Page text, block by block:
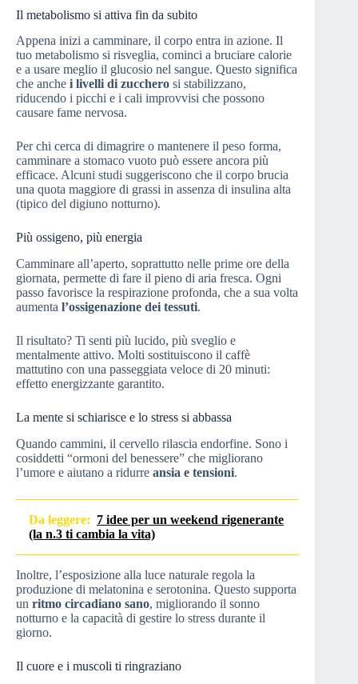
Il metabolismo si attiva fin da subito
Appena inizi a camminare, il corpo entra in azione. Il
tuo metabolismo si risveglia, cominci a bruciare calorie
e a usare meglio il glucosio nel sangue. Questo significa
che anche i livelli di zucchero si stabilizzano,
riducendo i picchi e i cali improvvisi che possono
causare fame nervosa.
Per chi cerca di dimagrire o mantenere il peso forma,
camminare a stomaco vuoto può essere ancora più
efficace. Alcuni studi suggeriscono che il corpo brucia
una quota maggiore di grassi in assenza di insulina alta
(tipico del digiuno notturno).
Più ossigeno, più energia
Camminare all’aperto, soprattutto nelle prime ore della
giornata, permette di fare il pieno di aria fresca. Ogni
passo favorisce la respirazione profonda, che a sua volta
aumenta l’ossigenazione dei tessuti.
Il risultato? Ti senti più lucido, più sveglio e
mentalmente attivo. Molti sostituiscono il caffè
mattutino con una passeggiata veloce di 20 minuti:
effetto energizzante garantito.
La mente si schiarisce e lo stress si abbassa
Quando cammini, il cervello rilascia endorfine. Sono i
cosiddetti “ormoni del benessere” che migliorano
l’umore e aiutano a ridurre ansia e tensioni.
Da leggere: 7 idee per un weekend rigenerante
(la n.3 ti cambia la vita)
Inoltre, l’esposizione alla luce naturale regola la
produzione di melatonina e serotonina. Questo supporta
un ritmo circadiano sano, migliorando il sonno
notturno e la capacità di gestire lo stress durante il
giorno.
Il cuore e i muscoli ti ringraziano